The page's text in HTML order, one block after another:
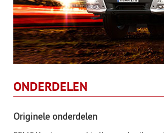
ONDERDELEN
Originele onderdelen